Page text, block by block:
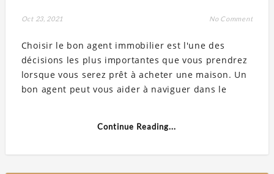
Oct 23, 2021 No Comment
Choisir le bon agent immobilier est l'une des
décisions les plus importantes que vous prendrez
lorsque vous serez prêt à acheter une maison. Un
bon agent peut vous aider à naviguer dans le
Continue Reading...